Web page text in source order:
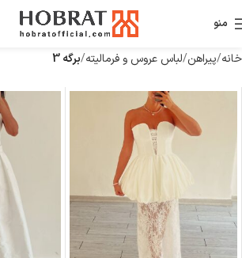
منو
خانه پیراهن لباس عروس و فرمالیته برگه 3